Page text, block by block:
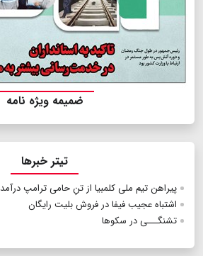
ضمیمه ویژه نامه
تیتر خبرها
پیراهن تیم ملی کلمبیا از تنِ حامی ترامپ درآمد
اشتباه عجیب فیفا در فروش بلیت رایگان
تشنگـــی در سکوها